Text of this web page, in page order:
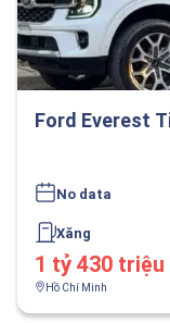
Ford Everest
No data
Xăng
1 tỷ 430 triệu
Hồ Chí Minh